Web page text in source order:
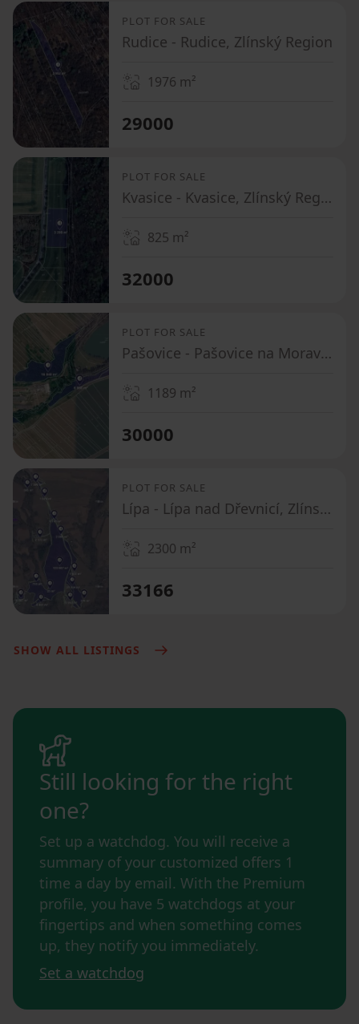
PLOT FOR SALE
Rudice - Rudice, Zlínský Region
1976 m²
29000
PLOT FOR SALE
Kvasice - Kvasice, Zlínský Region
825 m²
32000
PLOT FOR SALE
Pašovice - Pašovice na Moravě, Zlínský Region
1189 m²
30000
PLOT FOR SALE
Lípa - Lípa nad Dřevnicí, Zlínský Region
2300 m²
33166
SHOW ALL LISTINGS
Still looking for the right
one?
Set up a watchdog. You will receive a
summary of your customized offers 1
time a day by email. With the Premium
profile, you have 5 watchdogs at your
fingertips and when something comes
up, they notify you immediately.
Set a watchdog